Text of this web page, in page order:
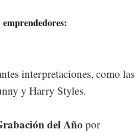
interpretaciones, como las
y Harry Styles.
del Año por